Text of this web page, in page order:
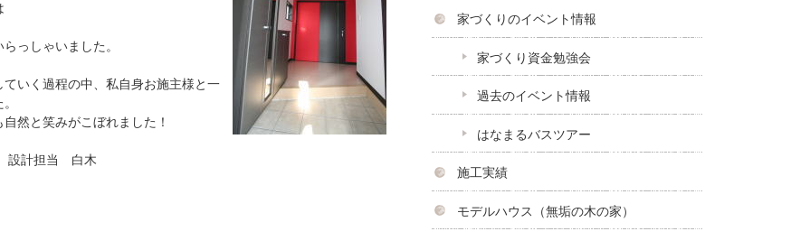
っしゃいました。
いく過程の中、私自身お施主様と一
然と笑みがこぼれました！
設計担当 白木
家づくりのイベント情報
家づくり資金勉強会
過去のイベント情報
はなまるバスツアー
施工実績
モデルハウス（無垢の木の家）